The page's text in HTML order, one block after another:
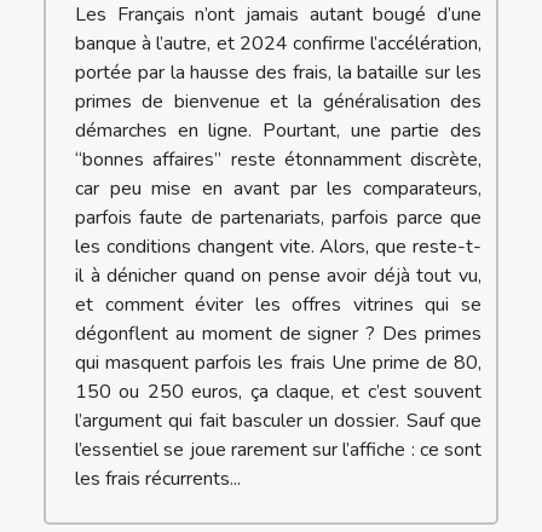
Les Français n’ont jamais autant bougé d’une
banque à l’autre, et 2024 confirme l’accélération,
portée par la hausse des frais, la bataille sur les
primes de bienvenue et la généralisation des
démarches en ligne. Pourtant, une partie des
“bonnes affaires” reste étonnamment discrète,
car peu mise en avant par les comparateurs,
parfois faute de partenariats, parfois parce que
les conditions changent vite. Alors, que reste-t-
il à dénicher quand on pense avoir déjà tout vu,
et comment éviter les offres vitrines qui se
dégonflent au moment de signer ? Des primes
qui masquent parfois les frais Une prime de 80,
150 ou 250 euros, ça claque, et c’est souvent
l’argument qui fait basculer un dossier. Sauf que
l’essentiel se joue rarement sur l’affiche : ce sont
les frais récurrents...